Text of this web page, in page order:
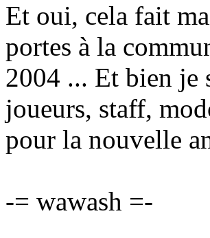
Et oui, cela fait
portes à la
2004 ... Et bien je
joueurs, staff,
pour la nouvelle
-= wawash =-